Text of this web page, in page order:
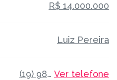
R$ 14.000.000
Luiz Pereira
(19) 98805-3582 Ver telefone